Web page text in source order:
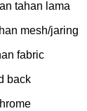
tahan lama
mesh/jaring
fabric
back